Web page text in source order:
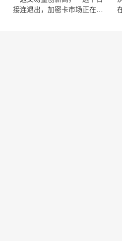
接连退出，加密卡市场正在发